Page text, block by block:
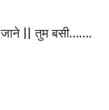
जाने || तुम बसी…….